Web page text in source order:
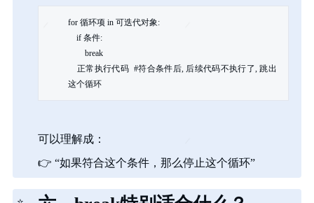
for 循环项 in 可迭代对象:
这个循环
可以理解成：
👉 “如果符合这个条件，那么停止这个循环”